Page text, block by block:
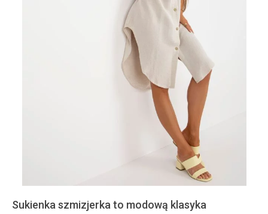
Sukienka szmizjerka to modową klasyka